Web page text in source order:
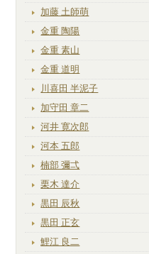
加藤 土師萌
金重 陶陽
金重 素山
金重 道明
川喜田 半泥子
加守田 章二
河井 寛次郎
河本 五郎
楠部 彌弌
栗木 達介
黒田 辰秋
黒田 正玄
鯉江 良二